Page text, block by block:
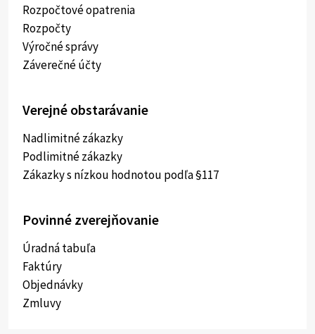
Rozpočtové opatrenia
Rozpočty
Výročné správy
Záverečné účty
Verejné obstarávanie
Nadlimitné zákazky
Podlimitné zákazky
Zákazky s nízkou hodnotou podľa §117
Povinné zverejňovanie
Úradná tabuľa
Faktúry
Objednávky
Zmluvy